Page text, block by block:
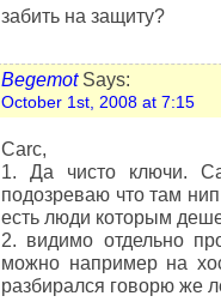
забить на защиту?
BegemotSays:
October 1st, 2008 at 7:15
Carc,
1. Да чисто ключи.
подозреваю что там
есть люди которым
2. видимо отдельно
можно например на
разбирался говорю же